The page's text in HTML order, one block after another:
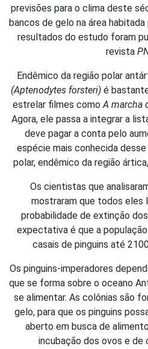
previsões para o clima deste
bancos de gelo na área
resultados do estudo foram
revista
Endêmico da região polar
(Aptenodytes forsteri) é
estrelar filmes comoA marcha
Agora, ele passa a integrar a
deve pagar a conta pelo
espécie mais conhecida
polar, endêmico da região
Os cientistas que
mostraram que todos eles
probabilidade de extinção
expectativa é que a
casais de pinguins até
Os pinguins-imperadores
que se forma sobre o oceano
se alimentar. As colônias são
gelo, para que os pinguins
aberto em busca de
incubação dos ovos e de